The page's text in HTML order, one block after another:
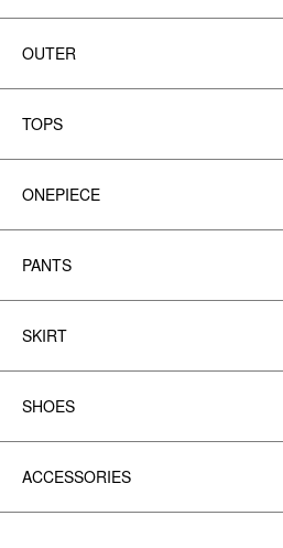
OUTER
TOPS
ONEPIECE
PANTS
SKIRT
SHOES
ACCESSORIES